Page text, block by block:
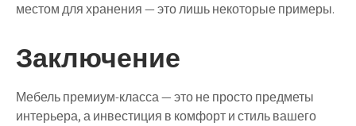
местом для хранения — это лишь некоторые примеры.
Заключение
Мебель премиум-класса — это не просто предметы
интерьера, а инвестиция в комфорт и стиль вашего